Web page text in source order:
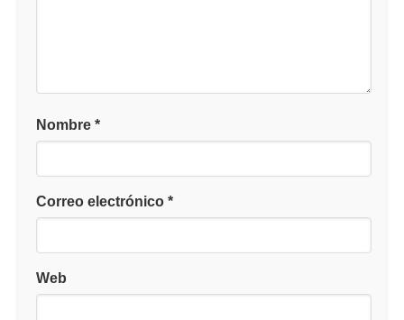
Nombre *
Correo electrónico *
Web